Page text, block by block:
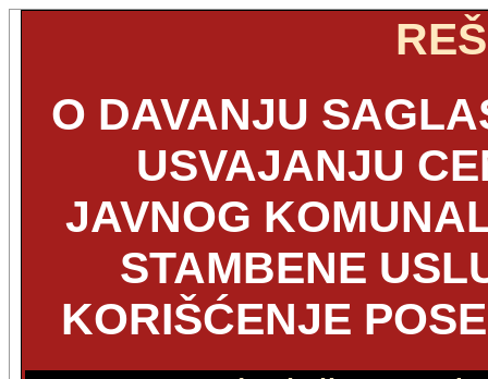
O DAVANJU
USVAJANJU
JAVNOG
STAMBENE
KORIŠĆENJE